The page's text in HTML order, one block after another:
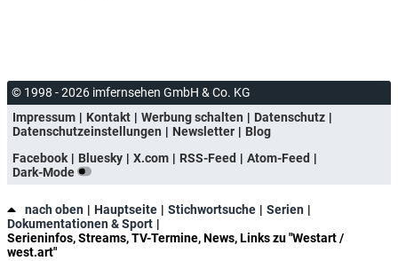
© 1998 - 2026 imfernsehen GmbH & Co. KG
Impressum
Kontakt Werbung schalten
Datenschutz
Datenschutzeinstellungen
Newsletter
Blog
Facebook
Bluesky X.com RSS-Feed
Atom-Feed
Dark-Mode
nach oben Hauptseite Stichwortsuche
Serien
Dokumentationen & Sport
Serieninfos, Streams, TV-Termine, News, Links zu "Westart /
west.art"